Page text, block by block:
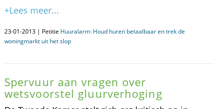
+Lees meer...
23-01-2013 | Petitie Huuralarm: Houd huren betaalbaar en trek de
woningmarkt uit het slop
Spervuur aan vragen over
wetsvoorstel gluurverhoging